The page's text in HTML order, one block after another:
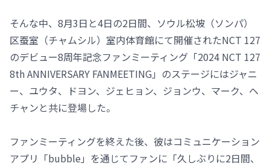
そんな中、8月3日と4日の2日間、ソウル松坡（ソンパ）
区蚕室（チャムシル）室内体育館にて開催されたNCT 127
のデビュー8周年記念ファンミーティング「2024 NCT 127
8th ANNIVERSARY FANMEETING」のステージにはジャニ
ー、ユウタ、ドヨン、ジェヒョン、ジョンウ、マーク、ヘ
チャンと共に登場した。
ファンミーティングを終えた後、彼はコミュニケーション
アプリ「bubble」を通じてファンに「久しぶりに2日間、